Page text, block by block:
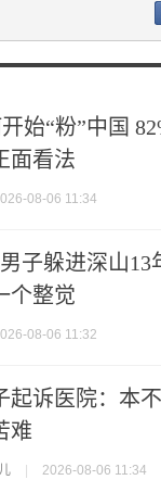
始“粉”中国
面看法
08-06 11:34
子躲进深山13
个整觉
08-06 11:32
起诉医院：本不
难
| 2026-08-06 11:34